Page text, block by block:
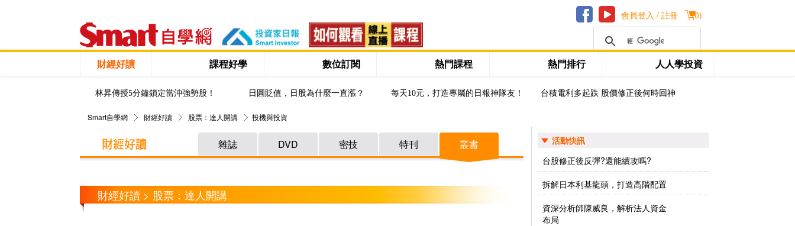
(0)
會員登入 / 註冊
財經好讀 課程好學 數位訂閱 熱門課程 熱門排行 人人學投資
林昇傳授5分鐘鎖定當沖強勢股！ 日圓貶值，日股為什麼一直漲？ 每天10元，打造專屬的日報神隊友！ 台積電利多起跌 股價修正後何時回神
Smart自學網 財經好讀 股票：達人開講 投機與投資
雜誌 DVD 密技 特刊 叢書
財經好讀 > 股票：達人開講
活動快訊
台股修正後反彈?還能續攻嗎?
拆解日本利基龍頭，打造高階配置
資深分析師陳威良，解析法人資金
布局